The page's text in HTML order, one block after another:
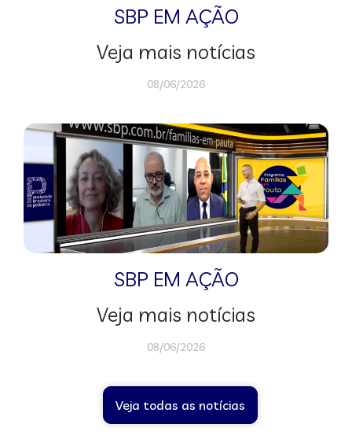
SBP EM AÇÃO
Veja mais notícias
08/06/2026
SBP EM AÇÃO
Veja mais notícias
08/06/2026
Veja todas as notícias